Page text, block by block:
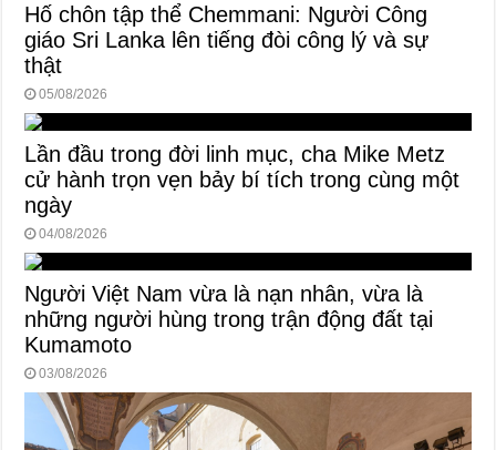
Hố chôn tập thể Chemmani: Người Công
giáo Sri Lanka lên tiếng đòi công lý và sự
thật
05/08/2026
Lần đầu trong đời linh mục, cha Mike Metz
cử hành trọn vẹn bảy bí tích trong cùng một
ngày
04/08/2026
Người Việt Nam vừa là nạn nhân, vừa là
những người hùng trong trận động đất tại
Kumamoto
03/08/2026